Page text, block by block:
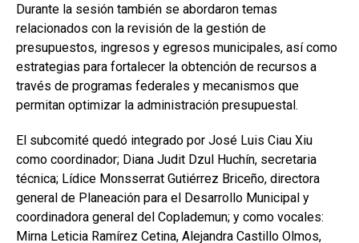
Durante la sesión también se abordaron temas
relacionados con la revisión de la gestión de
presupuestos, ingresos y egresos municipales, así como
estrategias para fortalecer la obtención de recursos a
través de programas federales y mecanismos que
permitan optimizar la administración presupuestal.
El subcomité quedó integrado por José Luis Ciau Xiu
como coordinador; Diana Judit Dzul Huchín, secretaria
técnica; Lídice Monsserrat Gutiérrez Briceño, directora
general de Planeación para el Desarrollo Municipal y
coordinadora general del Coplademun; y como vocales:
Mirna Leticia Ramírez Cetina, Alejandra Castillo Olmos,